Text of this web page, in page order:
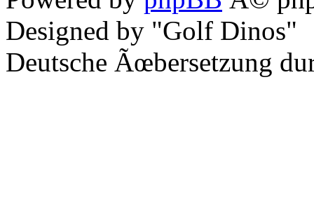
Designed by "Golf Dinos"
Deutsche Ãœbersetzung